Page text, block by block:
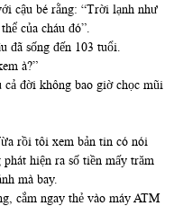
cậu bé rằng: “Trời lạnh như
của cháu đó”.
đã sống đến 103 tuổi.
à?”
cả đời không bao giờ chọc mũi
rồi tôi xem bản tin có nói
hiện ra số tiền mấy trăm
mà bay.
cắm ngay thẻ vào máy ATM